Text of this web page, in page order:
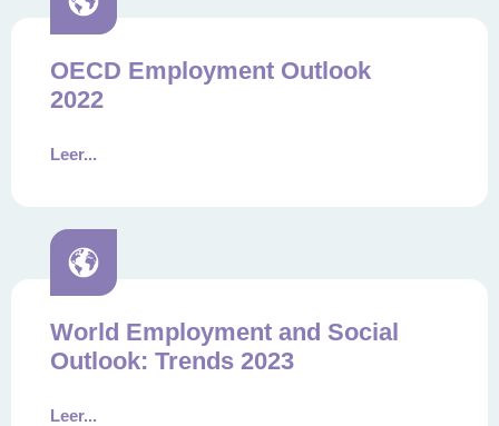
OECD Employment Outlook
2022
Leer...
World Employment and Social
Outlook: Trends 2023
Leer...